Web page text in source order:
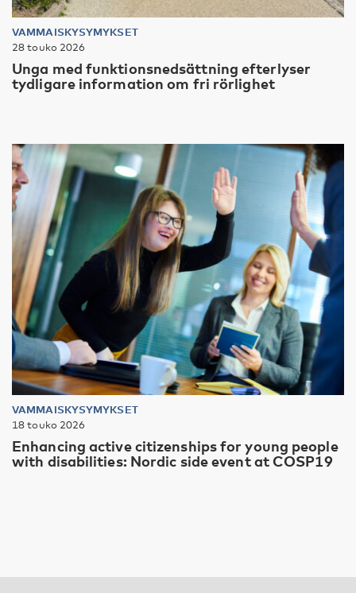
VAMMAISKYSYMYKSET
28 touko 2026
Unga med funktionsnedsättning efterlyser
tydligare information om fri rörlighet
VAMMAISKYSYMYKSET
18 touko 2026
Enhancing active citizenships for young people
with disabilities: Nordic side event at COSP19